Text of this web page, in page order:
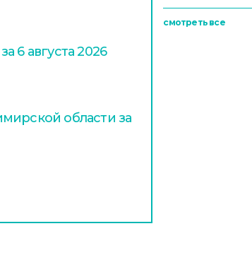
6 августа 2026
области за
смотреть все